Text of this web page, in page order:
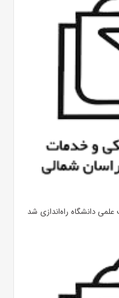
دانشگاه راه‌اندازی شد